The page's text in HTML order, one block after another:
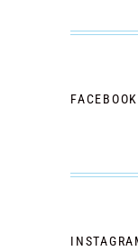
FACEBOOK